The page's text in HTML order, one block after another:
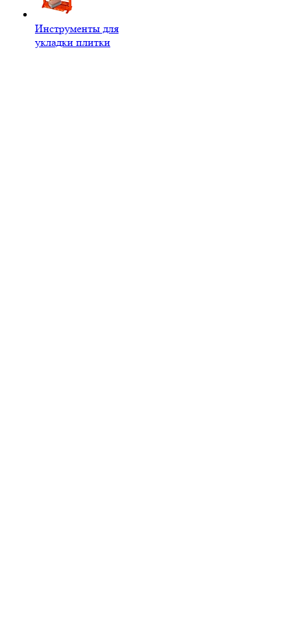
Инструменты для
укладки плитки